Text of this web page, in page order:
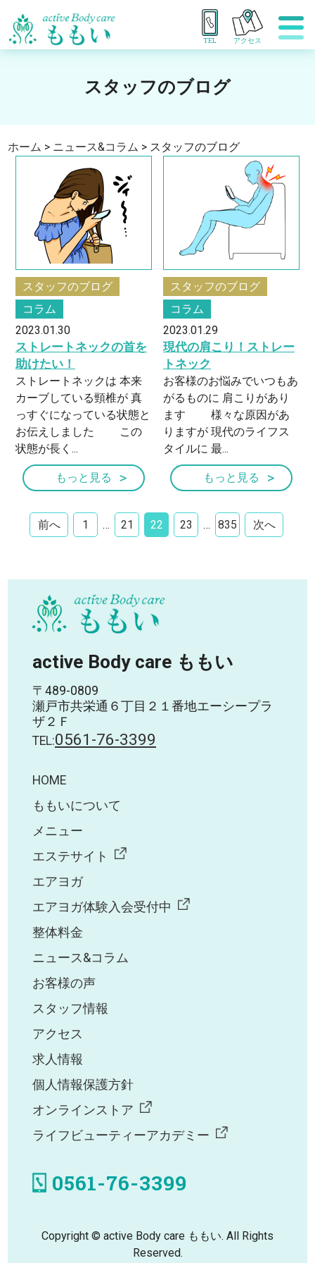
TEL アクセス
スタッフのブログ
ホーム > ニュース&コラム > スタッフのブログ
スタッフのブログ
コラム
2023.01.30
ストレートネックの首を
助けたい！
ストレートネックは 本来
カーブしている頸椎が 真
っすぐになっている状態と
お伝えしました この
状態が長く...
もっと見る
スタッフのブログ
コラム
2023.01.29
現代の肩こり！ストレー
トネック
お客様のお悩みでいつもあ
がるものに 肩こりがあり
ます 様々な原因があ
りますが 現代のライフス
タイルに 最...
もっと見る
前へ 1 … 21 22 23 … 835 次へ
active Body care ももい
〒489-0809
瀬戸市共栄通６丁目２１番地エーシープラ
ザ２Ｆ
TEL:0561-76-3399
HOME
ももいについて
メニュー
エステサイト
エアヨガ
エアヨガ体験入会受付中
整体料金
ニュース&コラム
お客様の声
スタッフ情報
アクセス
求人情報
個人情報保護方針
オンラインストア
ライフビューティーアカデミー
0561-76-3399
Copyright © active Body care ももい. All Rights
Reserved.